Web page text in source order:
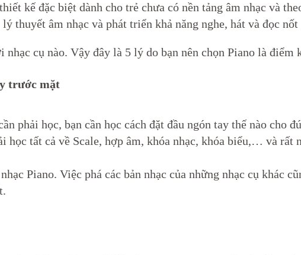
kế đặc biệt dành cho trẻ chưa có nền tảng âm nhạc và
thuyết âm nhạc và phát triển khả năng nghe, hát và đọc nốt
nhạc cụ nào. Vậy đây là 5 lý do bạn nên chọn Piano là điểm
trước mặt
phải học, bạn cần học cách đặt đầu ngón tay thế nào cho
học tất cả về Scale, hợp âm, khóa nhạc, khóa biểu,… và rất
Piano. Việc phá các bản nhạc của những nhạc cụ khác